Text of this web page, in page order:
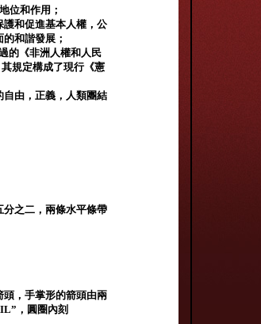
位和作用；
和促進基本人權，公
和諧發展；
的《非洲人權和人民
規定構成了現行《憲
由，正義，人類團結
之二，兩條水平條帶
，手掌形的箭頭由兩
，圓圈內刻